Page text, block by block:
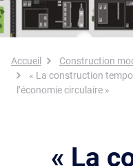
Fil d'Ariane
Accueil Construction
« La construction
l’économie circulaire »
« La